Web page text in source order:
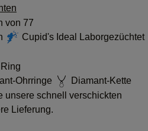
von 77
Cupid's Ideal Laborgezüchtet
Ohrringe
Diamant-Kette
unsere schnell verschickten
Lieferung.